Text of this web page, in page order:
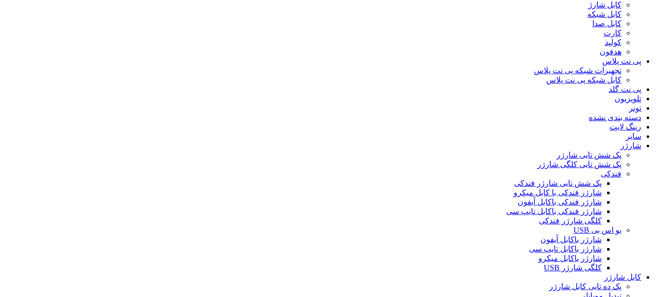
کابل شارژ
کابل شبکه
کابل صدا
کارت
کولپد
هدفون
پی نت پلاس
تجهیزات شبکه پی نت پلاس
کابل شبکه پی نت پلاس
پی نت گلد
تلویزیون
تونر
دسته بندی نشده
رینگ لایت
سایر
شارژر
پک شش تایی شارژر
پک شش تایی کلگی شارژر
فندکی
پک شش تایی شارژر فندکی
شارژر فندکی با کابل میکرو
شارژر فندکی باکابل آیفون
شارژر فندکی باکابل تایپ سی
کلگی شارژر فندکی
یو اس بی USB
شارژر باکابل آیفون
شارژر باکابل تایپ سی
شارژر باکابل میکرو
کلگی شارژر USB
کابل شارژر
پک ده تایی کابل شارژر